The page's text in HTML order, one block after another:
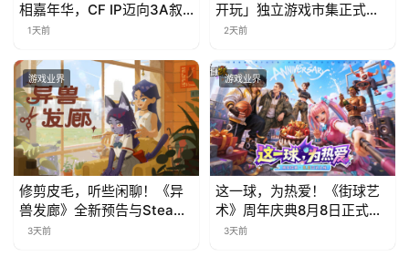
相嘉年华，CF IP迈向3A叙
事新高度
1天前
开玩」独立游戏市集正式开
票！
2天前
游戏业界
修剪皮毛，听些闲聊！《异
兽发廊》全新预告与Steam
免费试玩公开
3天前
游戏业界
这一球，为热爱！《街球艺
术》周年庆典8月8日正式上
线，多重福利与全新内容同
3天前